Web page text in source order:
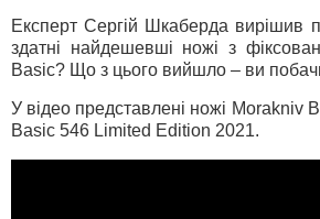
Експерт Сергій Шкаберда вирішив
здатні найдешевші ножі з
Basic? Що з цього вийшло – ви
У відео представлені ножі Morakniv
Basic 546 Limited Edition 2021.